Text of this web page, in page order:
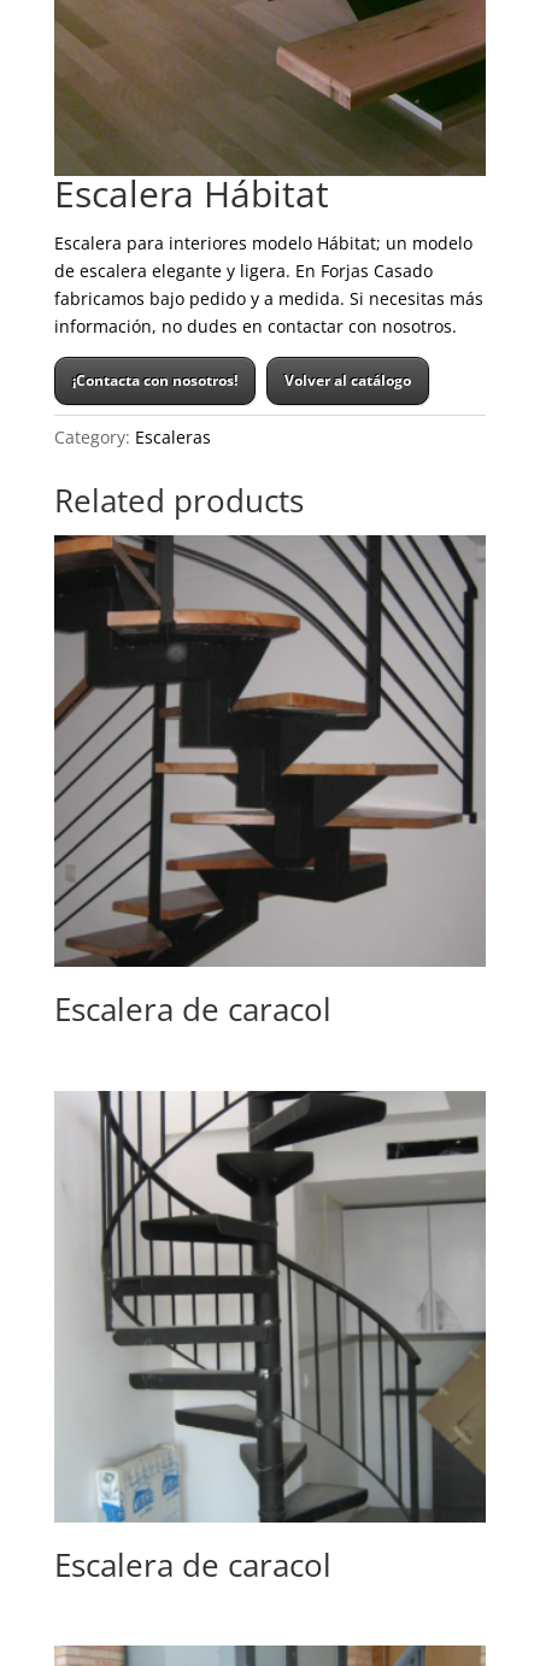
Escalera Hábitat
Escalera para interiores modelo Hábitat; un modelo
de escalera elegante y ligera. En Forjas Casado
fabricamos bajo pedido y a medida. Si necesitas más
información, no dudes en contactar con nosotros.
¡Contacta con nosotros! Volver al catálogo
Category: Escaleras
Related products
Escalera de caracol
Escalera de caracol